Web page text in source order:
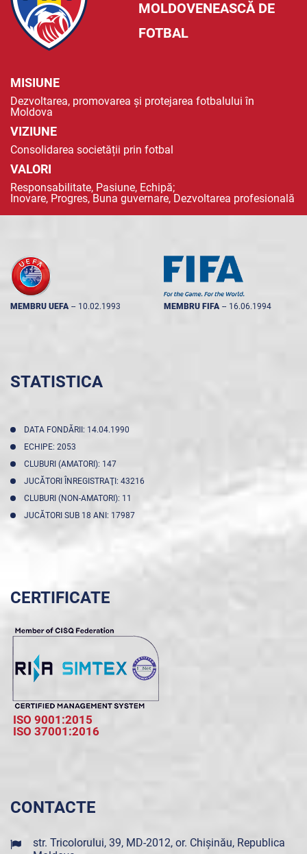
MOLDOVENEASCĂ DE
FOTBAL
MISIUNE
Dezvoltarea, promovarea și protejarea fotbalului în
Moldova
VIZIUNE
Consolidarea societății prin fotbal
VALORI
Responsabilitate, Pasiune, Echipă;
Inovare, Progres, Buna guvernare, Dezvoltarea profesională
MEMBRU UEFA -- 10.02.1993 MEMBRU FIFA -- 16.06.1994
STATISTICA
DATA FONDĂRII: 14.04.1990
ECHIPE: 2053
CLUBURI (AMATORI): 147
JUCĂTORI ÎNREGISTRAŢI: 43216
CLUBURI (NON-AMATORI): 11
JUCĂTORI SUB 18 ANI: 17987
CERTIFICATE
ISO 9001:2015
ISO 37001:2016
CONTACTE
str. Tricolorului, 39, MD-2012, or. Chișinău, Republica